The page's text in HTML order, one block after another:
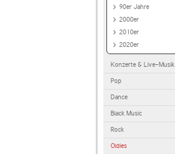
90er Jahre
2000er
2010er
2020er
Konzerte & Live-Musik
Pop
Dance
Black Music
Rock
Oldies